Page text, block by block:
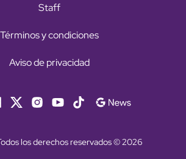
Staff
Términos y condiciones
Aviso de privacidad
los derechos reservados © 2026